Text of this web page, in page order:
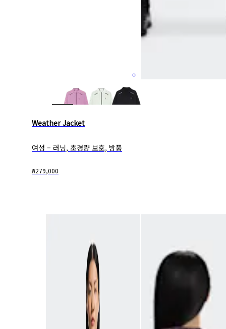
Weather Jacket
여성 – 러닝, 초경량 보호, 방풍
₩279,000